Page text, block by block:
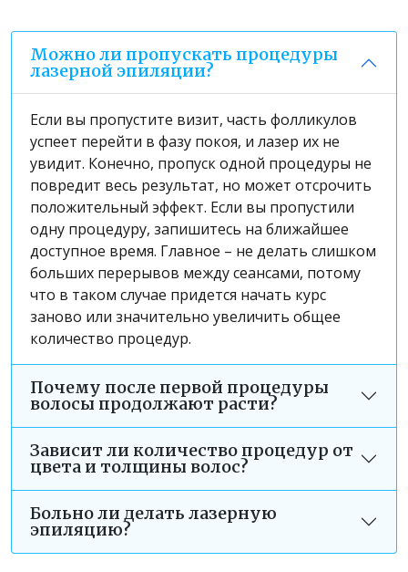
Можно ли пропускать процедуры
лазерной эпиляции?
Если вы пропустите визит, часть фолликулов
успеет перейти в фазу покоя, и лазер их не
увидит. Конечно, пропуск одной процедуры не
повредит весь результат, но может отсрочить
положительный эффект. Если вы пропустили
одну процедуру, запишитесь на ближайшее
доступное время. Главное – не делать слишком
больших перерывов между сеансами, потому
что в таком случае придется начать курс
заново или значительно увеличить общее
количество процедур.
Почему после первой процедуры
волосы продолжают расти?
Зависит ли количество процедур от
цвета и толщины волос?
Больно ли делать лазерную
эпиляцию?